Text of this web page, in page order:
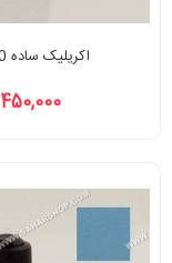
اکریلیک ساده 120 م 4200
450,000 تومان